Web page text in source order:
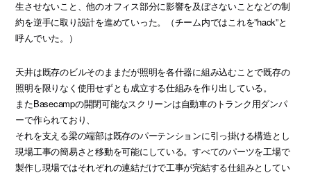
生させないこと、他のオフィス部分に影響を及ぼさないことなどの制
約を逆手に取り設計を進めていった。（チーム内ではこれを”hack”と
呼んでいた。）
天井は既存のビルそのままだが照明を各什器に組み込むことで既存の
照明を限りなく使用せずとも成立する仕組みを作り出している。
またBasecampの開閉可能なスクリーンは自動車のトランク用ダンパ
ーで作られており、
それを支える梁の端部は既存のパーテンションに引っ掛ける構造とし
現場工事の簡易さと移動を可能にしている。すべてのパーツを工場で
製作し現場ではそれぞれの連結だけで工事が完結する仕組みとしてい